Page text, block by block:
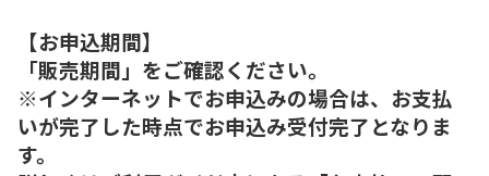
【お申込期間】
「販売期間」をご確認ください。
※インターネットでお申込みの場合は、お支払
いが完了した時点でお申込み受付完了となりま
す。